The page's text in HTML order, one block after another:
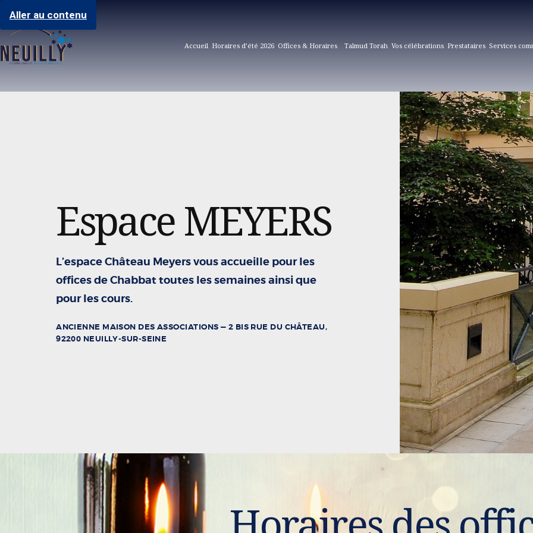
Aller au contenu
Accueil Horaires d’été 2026 Offices & Horaires Talmud Torah Vos célébrations Prestataires Services
Espace MEYERS
L’espace Château Meyers vous accueille pour les
offices de Chabbat toutes les semaines ainsi que
pour les cours.
ANCIENNE MAISON DES ASSOCIATIONS — 2 BIS RUE DU CHÂTEAU,
92200 NEUILLY-SUR-SEINE